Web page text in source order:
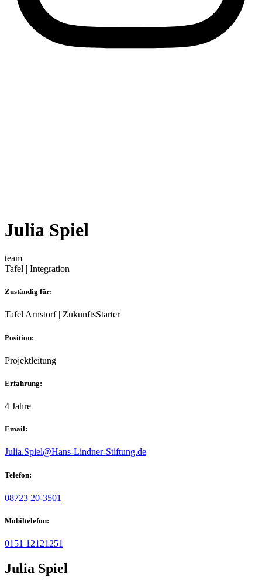
Julia Spiel
team
Tafel | Integration
Zuständig für:
Tafel Arnstorf | ZukunftsStarter
Position:
Projektleitung
Erfahrung:
4 Jahre
Email:
Julia.Spiel@Hans-Lindner-Stiftung.de
Telefon:
08723 20-3501
Mobiltelefon:
0151 12121251
Julia Spiel